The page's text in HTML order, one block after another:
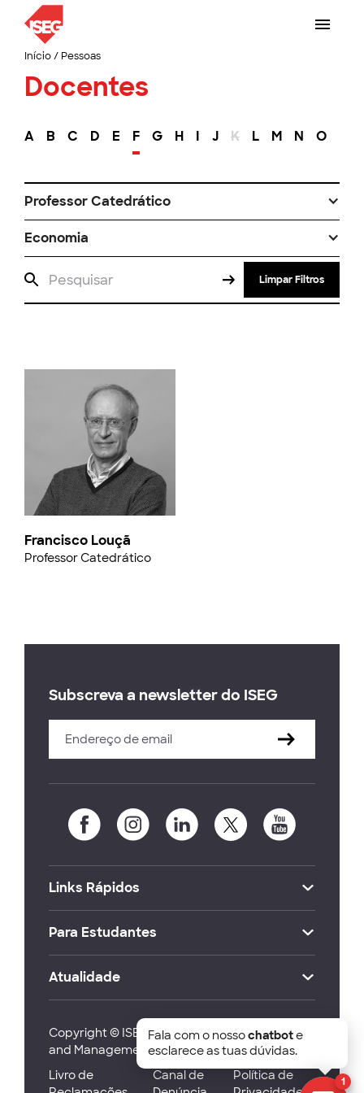
Início/ Pessoas
Docentes
A B C D E F G H I J K L M N O
Professor Catedrático
Economia
Limpar Filtros
Francisco Louçã
Professor Catedrático
Subscreva a newsletter do ISEG
Links Rápidos
Para Estudantes
Atualidade
Copyright © ISEG Lisbon School of Economics
and Management 2026
Livro de
Canal de
Política de
1
Fala com o nossochatbote
esclarece as tuas dúvidas.